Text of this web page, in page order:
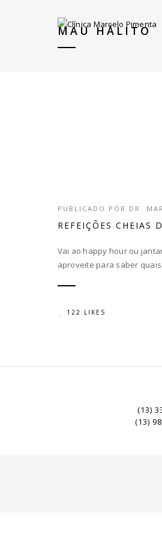
MAU HÁLITO
PUBLICADO POR DR.
REFEIÇÕES CHEIAS
Vai ao happy hour ou
aproveite para saber
122 LIKES
(13)
(13)